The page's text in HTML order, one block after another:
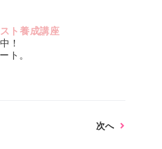
ト養成講座
！
ト。
次へ